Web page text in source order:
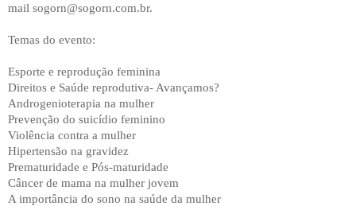
mail sogorn@sogorn.com.br.
Temas do evento:
Esporte e reprodução feminina
Direitos e Saúde reprodutiva- Avançamos?
Androgenioterapia na mulher
Prevenção do suicídio feminino
Violência contra a mulher
Hipertensão na gravidez
Prematuridade e Pós-maturidade
Câncer de mama na mulher jovem
A importância do sono na saúde da mulher